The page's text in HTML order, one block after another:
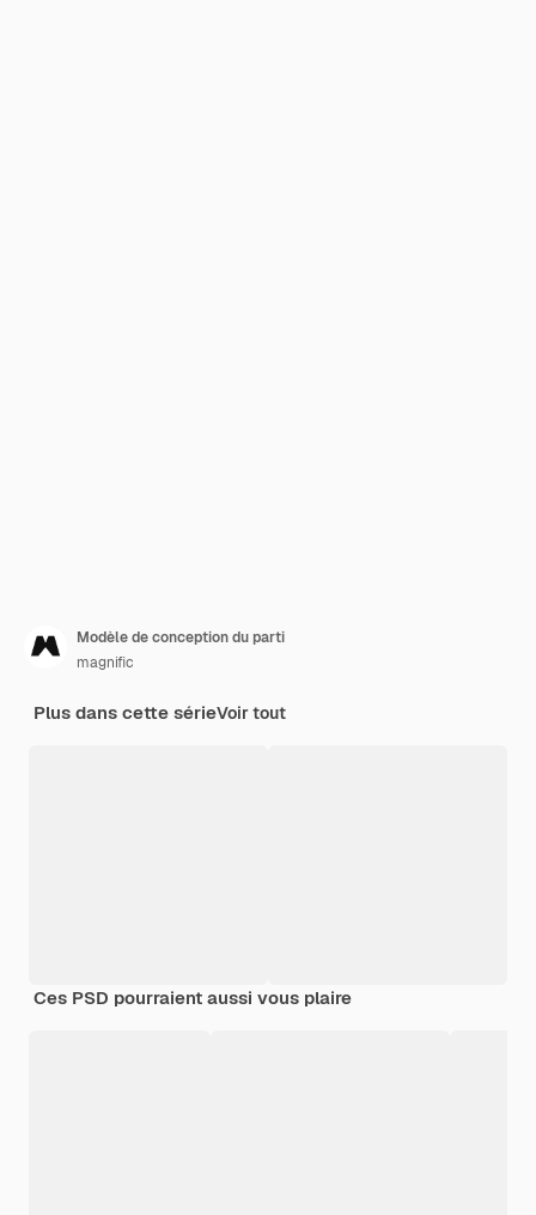
Modèle de conception du parti
magnific
Plus dans cette sérieVoir tout
Ces PSD pourraient aussi vous plaire